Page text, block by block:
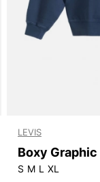
LEVIS
Boxy
S M L XL